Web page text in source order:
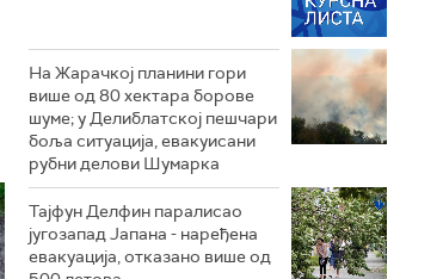
На Жарачкој планини гори
више од 80 хектара борове
шуме; у Делиблатској пешчари
боља ситуација, евакуисани
рубни делови Шумарка
Тајфун Делфин паралисао
југозапад Јапана - наређена
евакуација, отказано више од